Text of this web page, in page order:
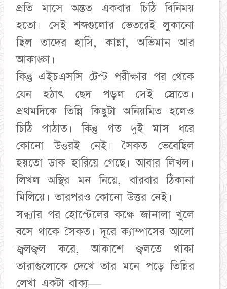
প্রতি মাসে অন্তত একবার চিঠি বিনিময়
হতো। সেই শব্দগুলোর ভেতরেই লুকানো
ছিল তাদের হাসি, কান্না, অভিমান আর
আকাঙ্ক্ষা।
কিন্তু এইচএসসি টেস্ট পরীক্ষার পর থেকে
যেন হঠাৎ ছেদ পড়ল সেই স্রোতে।
প্রথমদিকে তিন্নি কিছুটা অনিয়মিত হলেও
চিঠি পাঠাত। কিন্তু গত দুই মাস ধরে
কোনো উত্তরই নেই। সৈকত ভেবেছিল
হয়তো ডাক হারিয়ে গেছে। আবার লিখল।
লিখল অস্থির মন নিয়ে, বারবার ঠিকানা
মিলিয়ে। তারপরও কোনো উত্তর নেই।
সন্ধ্যার পর হোস্টেলের কক্ষে জানালা খুলে
বসে থাকে সৈকত। দূরে ক্যাম্পাসের আলো
জ্বলজ্বল করে, আকাশে জ্বলতে থাকা
তারাগুলোকে দেখে তার মনে পড়ে তিন্নির
লেখা একটা বাক্য—